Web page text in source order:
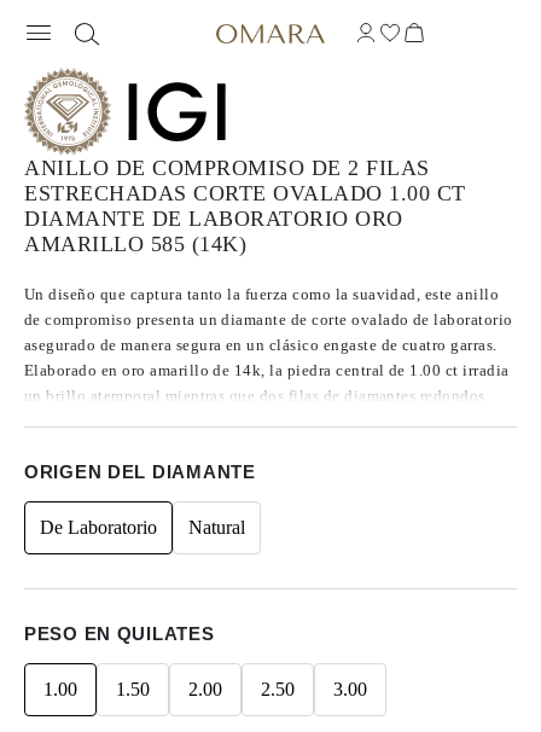
ANILLO DE COMPROMISO DE 2 FILAS
ESTRECHADAS CORTE OVALADO 1.00 CT
DIAMANTE DE LABORATORIO ORO
AMARILLO 585 (14K)
Un diseño que captura tanto la fuerza como la suavidad, este anillo
de compromiso presenta un diamante de corte ovalado de laboratorio
asegurado de manera segura en un clásico engaste de cuatro garras.
Elaborado en oro amarillo de 14k, la piedra central de 1.00 ct irradia
un brillo atemporal mientras que dos filas de diamantes redondos
ORIGEN DEL DIAMANTE
De Laboratorio Natural
PESO EN QUILATES
1.00 1.50 2.00 2.50 3.00